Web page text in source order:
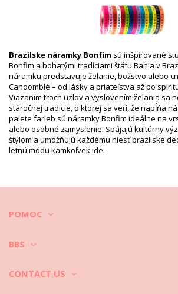
HS CODE: 5806.32.1070
EAN: Veľkosť jedinečná (7899818109912)
Odkaz na dodávateľa: LOF OF H-13-LARANJA
Retušované fotky
Pokyny týkajúce sa
starostlivosti
Pokyny týkajúce sa starostlivosti:
Bonfim - Laranja
Pred plávaním si šperky zložte a vložte do
Po nosení šperky vytrite vlhkou, čistou a
Bonfim
Brazílske náramky Bonfim sú inšpirované
Bonfim a bohatými tradíciami štátu Bahia v
náramku predstavuje želanie, božstvo alebo
Candomblé – od lásky a priateľstva až po
Viazaním troch uzlov a vyslovením želania sa
stáročnej tradície, o ktorej sa verí, že napĺňa
palete farieb sú náramky Bonfim ideálne na
alebo osobné zamyslenie. Spájajú kultúrny
štýlom a umožňujú každému niesť brazílske
letnú módu kamkoľvek ide.
POMOC
BBS
CONTACT US